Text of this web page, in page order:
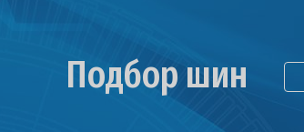
Подбор шин